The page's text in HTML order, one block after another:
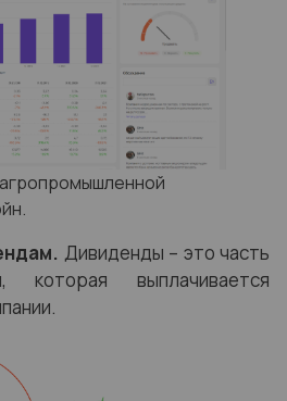
Дивиденды – это часть
которая выплачивается